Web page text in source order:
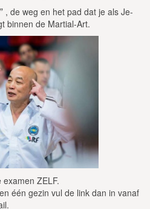
, de weg en het pad dat je als Je-
binnen de Martial-Art.
ZELF.
één gezin vul de link dan in vanaf